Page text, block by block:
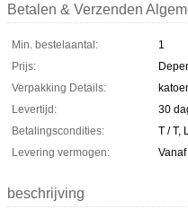
Betalen & Verzenden
Min. bestelaantal:
1
Prijs:
Verpakking Details:
Levertijd:
30
Betalingscondities:
T / T,
Levering vermogen:
beschrijving